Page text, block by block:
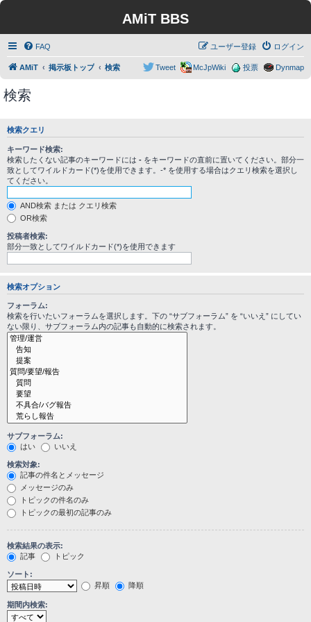
AMiT BBS
FAQ ログイン
ユーザー登録
AMiT 掲示板トップ 検索 Dynmap
投票
McJpWiki
Tweet
検索
検索クエリ
キーワード検索:
検索したくない記事のキーワードには - をキーワードの直前に置いてください。部分一
致としてワイルドカード(*)を使用できます。-* を使用する場合はクエリ検索を選択し
てください。
AND検索 または クエリ検索
OR検索
投稿者検索:
部分一致としてワイルドカード(*)を使用できます
検索オプション
フォーラム:
検索を行いたいフォーラムを選択します。下の “サブフォーラム” を “いいえ” にしてい
ない限り、サブフォーラム内の記事も自動的に検索されます。
サブフォーラム:
はい
いいえ
検索対象:
記事の件名とメッセージ
メッセージのみ
トピックの件名のみ
トピックの最初の記事のみ
検索結果の表示:
記事
トピック
ソート:
昇順
降順
期間内検索: